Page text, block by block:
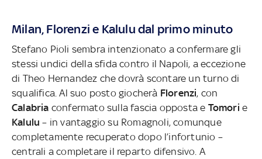
Milan, Florenzi e Kalulu dal primo minuto
Stefano Pioli sembra intenzionato a confermare gli
stessi undici della sfida contro il Napoli, a eccezione
di Theo Hernandez che dovrà scontare un turno di
squalifica. Al suo posto giocherà Florenzi, con
Calabria confermato sulla fascia opposta e Tomori e
Kalulu – in vantaggio su Romagnoli, comunque
completamente recuperato dopo l’infortunio –
centrali a completare il reparto difensivo. A